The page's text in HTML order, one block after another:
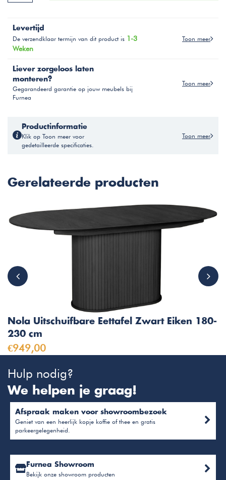
Levertijd
De verzendklaar termijn van dit product is 1-3
Weken
Toon meer
Liever zorgeloos laten
monteren?
Gegarandeerd garantie op jouw meubels bij
Furnea
Toon meer
Productinformatie
Klik op Toon meer voor
gedetailleerde specificaties.
Toon meer
Gerelateerde producten
Nola Uitschuifbare Eettafel Zwart Eiken 180-
230 cm
€949,00
Hulp nodig?
We helpen je graag!
Afspraak maken voor showroombezoek
Geniet van een heerlijk kopje koffie of thee en gratis
parkeergelegenheid.
Furnea Showroom
Bekijk onze showroom producten